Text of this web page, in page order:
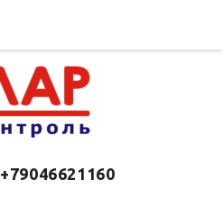
+79046621160